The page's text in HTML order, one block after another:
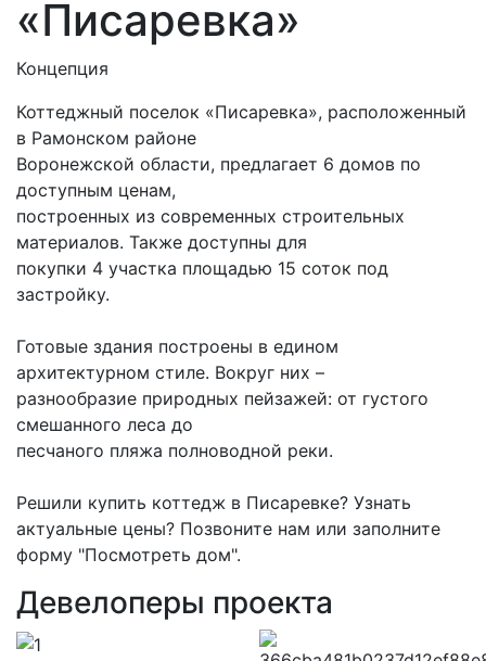
«Писаревка»
Концепция
Коттеджный поселок «Писаревка», расположенный
в Рамонском районе
Воронежской области, предлагает 6 домов по
доступным ценам,
построенных из современных строительных
материалов. Также доступны для
покупки 4 участка площадью 15 соток под
застройку.
Готовые здания построены в едином
архитектурном стиле. Вокруг них –
разнообразие природных пейзажей: от густого
смешанного леса до
песчаного пляжа полноводной реки.
Решили купить коттедж в Писаревке? Узнать
актуальные цены? Позвоните нам или заполните
форму "Посмотреть дом".
Девелоперы проекта